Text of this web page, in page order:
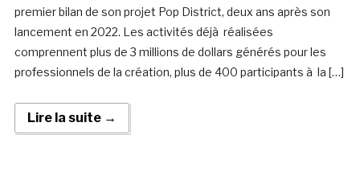
premier bilan de son projet Pop District, deux ans après son
lancement en 2022. Les activités déjà réalisées
comprennent plus de 3 millions de dollars générés pour les
professionnels de la création, plus de 400 participants à la […]
Lire la suite →